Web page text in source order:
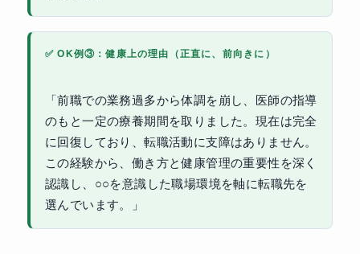
✅ OK例③：健康上の理由（正直に、前向きに）
「前職での業務過多から体調を崩し、医師の指導
のもと一定の療養期間を取りました。現在は完全
に回復しており、転職活動に支障はありません。
この経験から、働き方と健康管理の重要性を深く
認識し、○○を意識した職場環境を軸に転職先を
選んでいます。」